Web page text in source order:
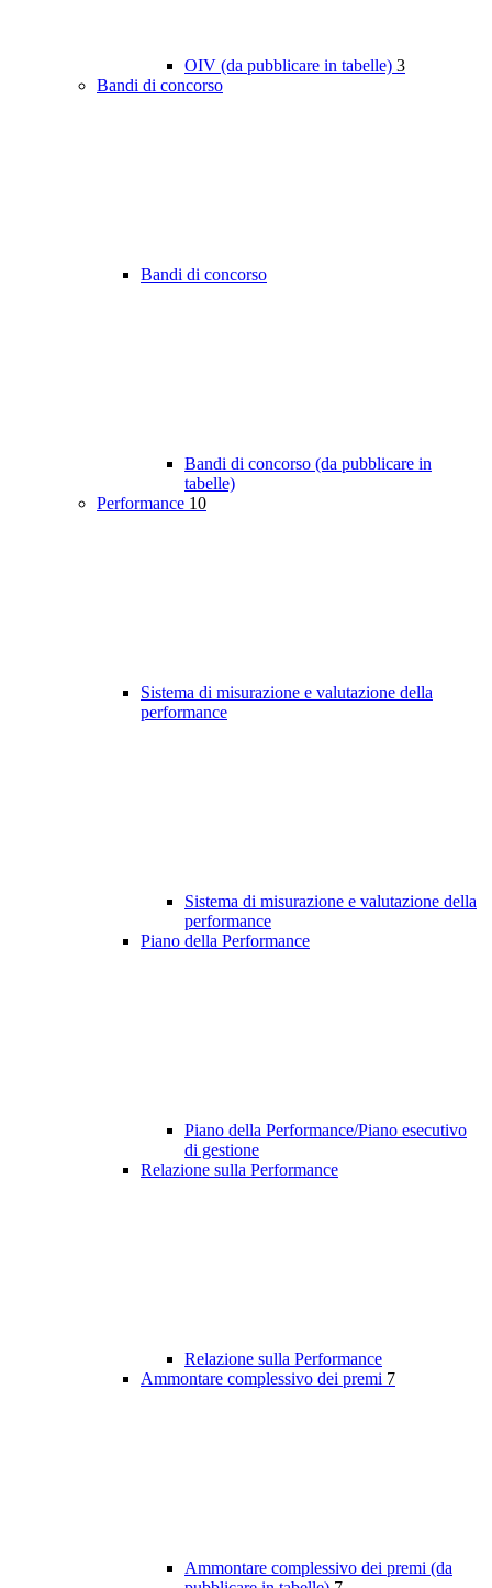
OIV (da pubblicare in tabelle) 3
Bandi di concorso
Bandi di concorso
Bandi di concorso (da pubblicare in
tabelle)
Performance 10
Sistema di misurazione e valutazione della
performance
Sistema di misurazione e valutazione della
performance
Piano della Performance
Piano della Performance/Piano esecutivo
di gestione
Relazione sulla Performance
Relazione sulla Performance
Ammontare complessivo dei premi 7
Ammontare complessivo dei premi (da